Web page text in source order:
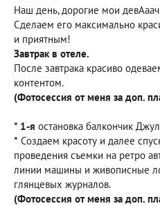
Наш день, дорогие мои
Сделаем его максимально
и приятным!
Завтрак в отеле.
После завтрака красиво
контентом.
(Фотосессия от меня за доп.
* 1-я остановка балкончик
* Создаем красоту и далее
проведения съемки на ретро
линии машины и живописные
глянцевых журналов.
(Фотосессия от меня за доп.